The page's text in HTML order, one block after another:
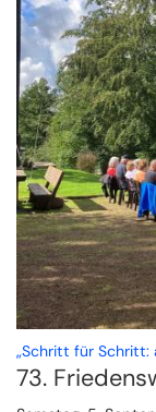
„Schritt für Schritt:
73.